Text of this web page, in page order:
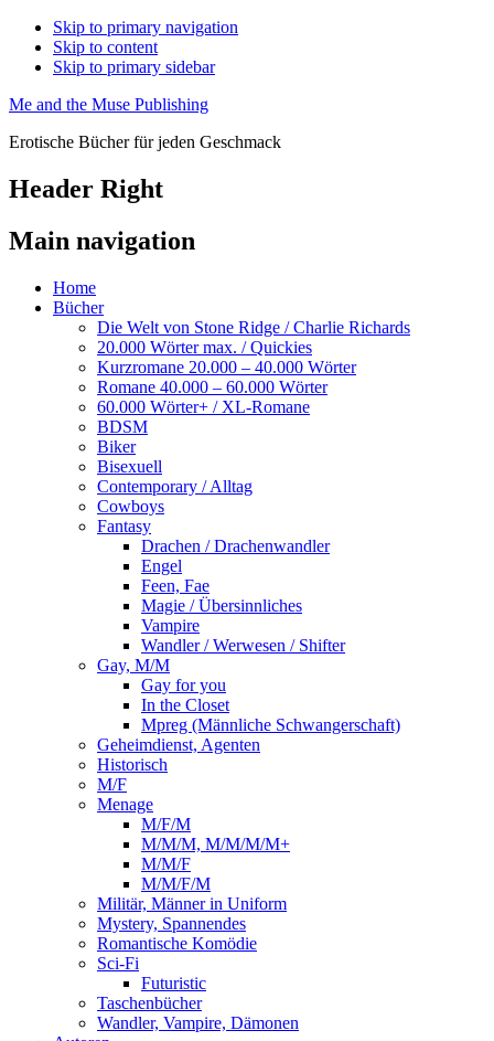
Skip to primary navigation
Skip to content
Skip to primary sidebar
Me and the Muse Publishing
Erotische Bücher für jeden Geschmack
Header Right
Main navigation
Home
Bücher
Die Welt von Stone Ridge / Charlie Richards
20.000 Wörter max. / Quickies
Kurzromane 20.000 – 40.000 Wörter
Romane 40.000 – 60.000 Wörter
60.000 Wörter+ / XL-Romane
BDSM
Biker
Bisexuell
Contemporary / Alltag
Cowboys
Fantasy
Drachen / Drachenwandler
Engel
Feen, Fae
Magie / Übersinnliches
Vampire
Wandler / Werwesen / Shifter
Gay, M/M
Gay for you
In the Closet
Mpreg (Männliche Schwangerschaft)
Geheimdienst, Agenten
Historisch
M/F
Menage
M/F/M
M/M/M, M/M/M/M+
M/M/F
M/M/F/M
Militär, Männer in Uniform
Mystery, Spannendes
Romantische Komödie
Sci-Fi
Futuristic
Taschenbücher
Wandler, Vampire, Dämonen